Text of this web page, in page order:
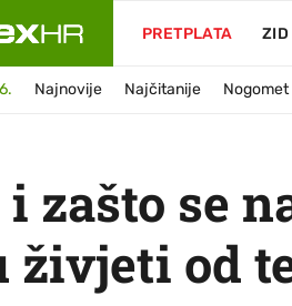
PRETPLATA ZID
Najnovije Najčitanije Nogomet
zašto se
živjeti od